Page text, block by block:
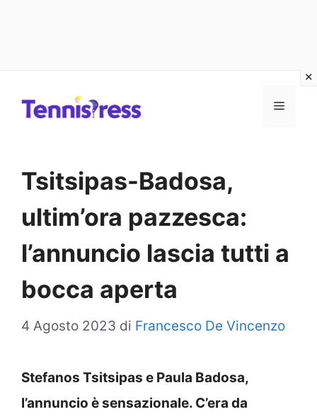
MENU
Tsitsipas-Badosa,
ultim’ora pazzesca:
l’annuncio lascia tutti a
bocca aperta
4 Agosto 2023 di Francesco De Vincenzo
Stefanos Tsitsipas e Paula Badosa,
l’annuncio è sensazionale. C’era da